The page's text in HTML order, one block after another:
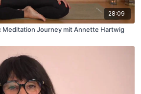
28:09
Meditation Journey mit Annette Hartwig